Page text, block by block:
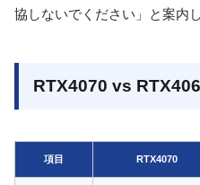
協しないでください」と案内
RTX4070 vs
項目 RTX4070